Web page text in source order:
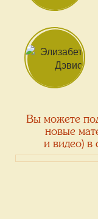
Вы можете
новые
и видео) в